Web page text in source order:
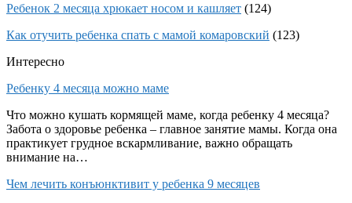
Ребенок 2 месяца хрюкает носом и кашляет (124)
Как отучить ребенка спать с мамой комаровский (123)
Интересно
Ребенку 4 месяца можно маме
Что можно кушать кормящей маме, когда ребенку 4 месяца?
Забота о здоровье ребенка – главное занятие мамы. Когда она
практикует грудное вскармливание, важно обращать
внимание на…
Чем лечить конъюнктивит у ребенка 9 месяцев